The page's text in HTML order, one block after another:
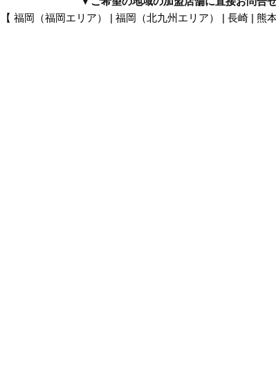
【 福岡（福岡エリア） | 福岡（北九州エリア） | 長崎| 熊